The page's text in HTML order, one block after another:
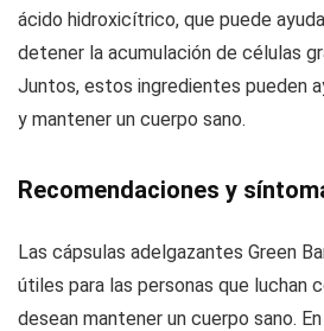
ácido hidroxicítrico, que puede
detener la acumulación de células
Juntos, estos ingredientes pueden
y mantener un cuerpo sano.
Recomendaciones y
Las cápsulas adelgazantes Green
útiles para las personas que luchan
desean mantener un cuerpo sano.